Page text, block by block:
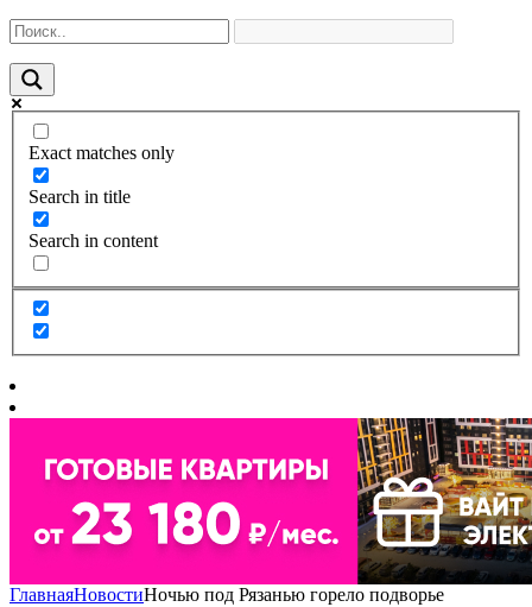
Exact matches only
Search in title
Search in content
ГлавнаяНовостиНочью под Рязанью горело подворье